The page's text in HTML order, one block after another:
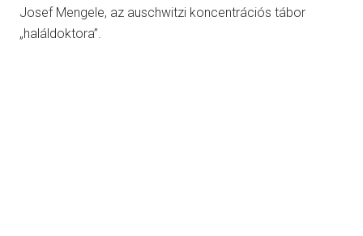
Josef Mengele, az auschwitzi koncentrációs tábor
„haláldoktora”.